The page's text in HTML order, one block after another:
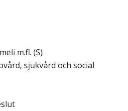
m.fl. (S)
sjukvård och social